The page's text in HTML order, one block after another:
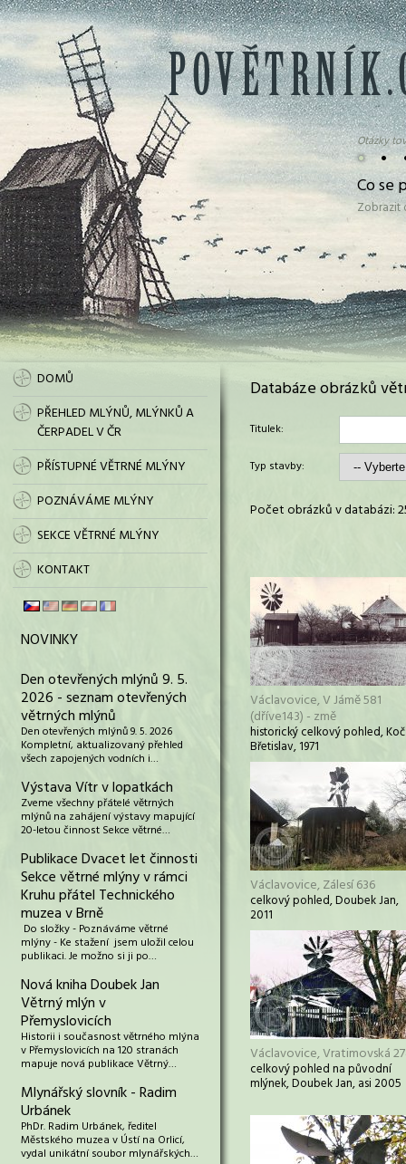
• •
Otázky
Co se
DOMŮ
PŘEHLED MLÝNŮ, MLÝNKŮ A
ČERPADEL V ČR
PŘÍSTUPNÉ VĚTRNÉ MLÝNY
POZNÁVÁME MLÝNY
SEKCE VĚTRNÉ MLÝNY
KONTAKT
NOVINKY
Den otevřených mlýnů 9. 5.
2026 - seznam otevřených
větrných mlýnů
Den otevřených mlýnů 9. 5. 2026
Kompletní, aktualizovaný přehled
všech zapojených vodních i…
Výstava Vítr v lopatkách
Zveme všechny přátelé větrných
mlýnů na zahájení výstavy mapující
20-letou činnost Sekce větrné…
Publikace Dvacet let činnosti
Sekce větrné mlýny v rámci
Kruhu přátel Technického
muzea v Brně
Do složky - Poznáváme větrné
mlýny - Ke stažení jsem uložil celou
publikaci. Je možno si ji po…
Nová kniha Doubek Jan
Větrný mlýn v
Přemyslovicích
Historii i současnost větrného mlýna
v Přemyslovicích na 120 stranách
mapuje nová publikace Větrný…
Mlynářský slovník - Radim
Urbánek
PhDr. Radim Urbánek, ředitel
Městského muzea v Ústí na Orlicí,
vydal unikátní soubor mlynářských…
Databáze obrázků
Titulek:
Typ stavby:
Počet obrázků v databázi:
Václavovice, V Jámě 581
(dříve143) - změ
historický celkový pohled, Koč
Břetislav, 1971
Václavovice, Zálesí 636
celkový pohled, Doubek Jan,
2011
Václavovice, Vratimovská
celkový pohled na původní
mlýnek, Doubek Jan, asi 2005